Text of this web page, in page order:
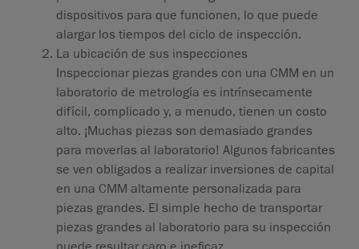
dispositivos para que funcionen, lo que puede
alargar los tiempos del ciclo de inspección.
La ubicación de sus inspecciones
Inspeccionar piezas grandes con una CMM en un
laboratorio de metrología es intrínsecamente
difícil, complicado y, a menudo, tienen un costo
alto. ¡Muchas piezas son demasiado grandes
para moverlas al laboratorio! Algunos fabricantes
se ven obligados a realizar inversiones de capital
en una CMM altamente personalizada para
piezas grandes. El simple hecho de transportar
piezas grandes al laboratorio para su inspección